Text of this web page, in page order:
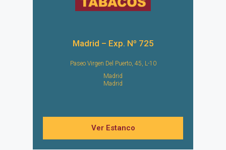
Madrid – Exp. Nº 725
Paseo Virgen Del Puerto, 45, L-10
Madrid
Madrid
Ver Estanco